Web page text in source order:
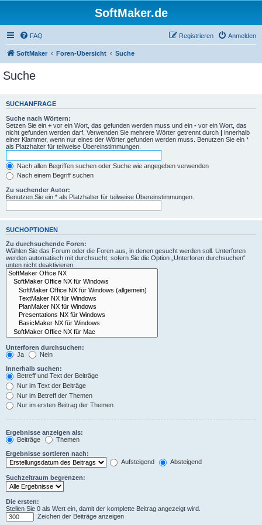
SoftMaker.de
FAQ Anmelden
Registrieren
SoftMaker Foren-Übersicht Suche
Suche
SUCHANFRAGE
Suche nach Wörtern:
Setzen Sie ein + vor ein Wort, das gefunden werden muss und ein - vor ein Wort, das
nicht gefunden werden darf. Verwenden Sie mehrere Wörter getrennt durch | innerhalb
einer Klammer, wenn nur eines der Wörter gefunden werden muss. Benutzen Sie ein *
als Platzhalter für teilweise Übereinstimmungen.
Nach allen Begriffen suchen oder Suche wie angegeben verwenden
Nach einem Begriff suchen
Zu suchender Autor:
Benutzen Sie ein * als Platzhalter für teilweise Übereinstimmungen.
SUCHOPTIONEN
Zu durchsuchende Foren:
Wählen Sie das Forum oder die Foren aus, in denen gesucht werden soll. Unterforen
werden automatisch mit durchsucht, sofern Sie die Option „Unterforen durchsuchen“
unten nicht deaktivieren.
Unterforen durchsuchen:
Ja
Nein
Innerhalb suchen:
Betreff und Text der Beiträge
Nur im Text der Beiträge
Nur im Betreff der Themen
Nur im ersten Beitrag der Themen
Ergebnisse anzeigen als:
Beiträge
Themen
Ergebnisse sortieren nach:
Aufsteigend
Absteigend
Suchzeitraum begrenzen:
Die ersten:
Stellen Sie 0 als Wert ein, damit der komplette Beitrag angezeigt wird.
Zeichen der Beiträge anzeigen